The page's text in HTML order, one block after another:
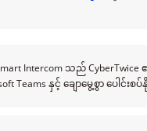
Intercom သည် CyberTwice
Teams နှင့် ချောမွေ့စွာ ပေါင်းစ